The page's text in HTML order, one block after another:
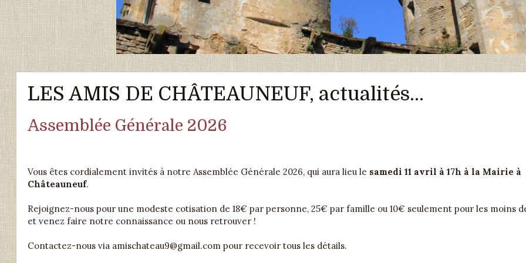
LES AMIS DE CHÂTEAUNEUF, actualités...
Assemblée Générale 2026
Vous êtes cordialement invités à notre Assemblée Générale 2026, qui aura lieu le samedi 11 avril à 17h à la Mairie à
Châteauneuf.
Rejoignez-nous pour une modeste cotisation de 18€ par personne, 25€ par famille ou 10€ seulement pour les moins
et venez faire notre connaissance ou nous retrouver !
Contactez-nous via amischateau9@gmail.com pour recevoir tous les détails.